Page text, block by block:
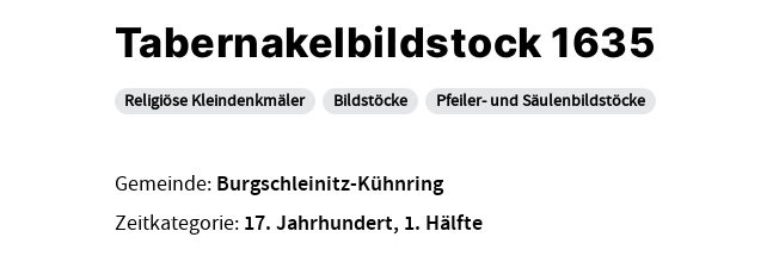
Tabernakelbildstock 1635
Religiöse Kleindenkmäler Bildstöcke Pfeiler- und Säulenbildstöcke
Gemeinde: Burgschleinitz-Kühnring
Zeitkategorie: 17. Jahrhundert, 1. Hälfte